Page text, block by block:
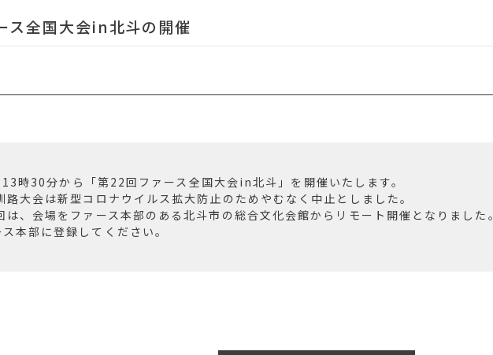
ス全国大会in北斗の開催
時30分から「第22回ファース全国大会in北斗」を開催いたします。
大会は新型コロナウイルス拡大防止のためやむなく中止としました。
は、会場をファース本部のある北斗市の総合文化会館からリモート開催となりました
本部に登録してください。